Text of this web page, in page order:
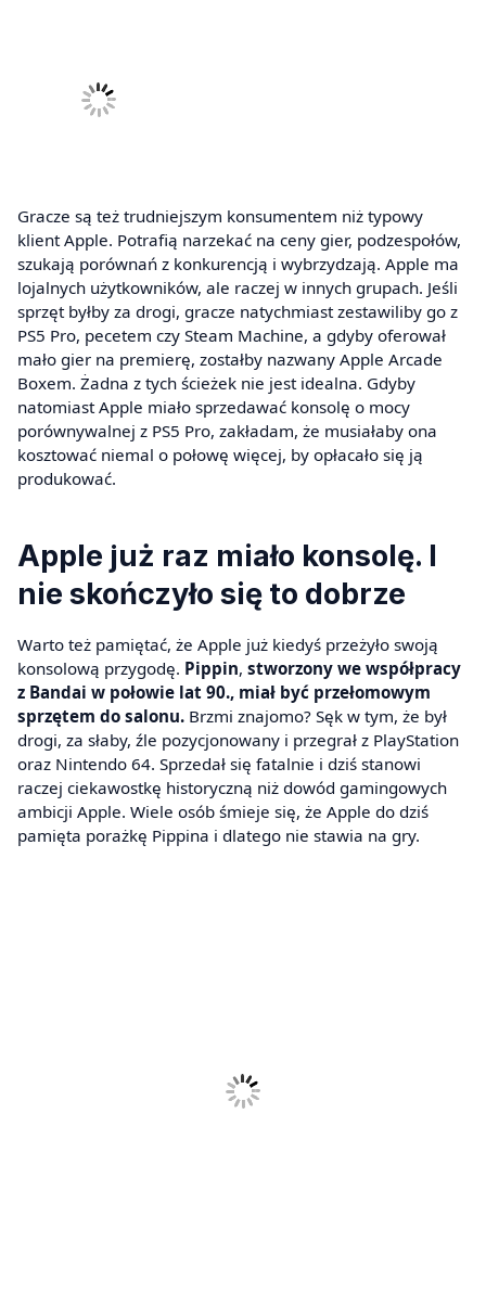
Gracze są też trudniejszym konsumentem niż typowy
klient Apple. Potrafią narzekać na ceny gier, podzespołów,
szukają porównań z konkurencją i wybrzydzają. Apple ma
lojalnych użytkowników, ale raczej w innych grupach. Jeśli
sprzęt byłby za drogi, gracze natychmiast zestawiliby go z
PS5 Pro, pecetem czy Steam Machine, a gdyby oferował
mało gier na premierę, zostałby nazwany Apple Arcade
Boxem. Żadna z tych ścieżek nie jest idealna. Gdyby
natomiast Apple miało sprzedawać konsolę o mocy
porównywalnej z PS5 Pro, zakładam, że musiałaby ona
kosztować niemal o połowę więcej, by opłacało się ją
produkować.
Apple już raz miało konsolę. I
nie skończyło się to dobrze
Warto też pamiętać, że Apple już kiedyś przeżyło swoją
konsolową przygodę. Pippin, stworzony we współpracy
z Bandai w połowie lat 90., miał być przełomowym
sprzętem do salonu. Brzmi znajomo? Sęk w tym, że był
drogi, za słaby, źle pozycjonowany i przegrał z PlayStation
oraz Nintendo 64. Sprzedał się fatalnie i dziś stanowi
raczej ciekawostkę historyczną niż dowód gamingowych
ambicji Apple. Wiele osób śmieje się, że Apple do dziś
pamięta porażkę Pippina i dlatego nie stawia na gry.